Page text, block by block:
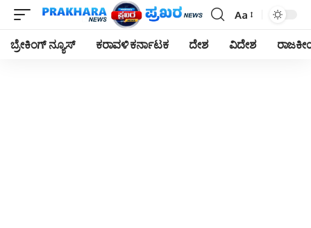
Font
Resizer
Aa
ಬ್ರೇಕಿಂಗ್ ನ್ಯೂಸ್ ಕರಾವಳಿ ಕರ್ನಾಟಕ ದೇಶ ವಿದೇಶ